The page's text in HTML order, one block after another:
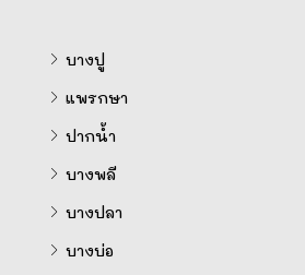
บางปู
แพรกษา
ปากน้ำ
บางพลี
บางปลา
บางบ่อ